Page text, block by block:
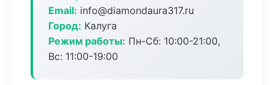
Email: info@diamondaura317.ru
Город: Калуга
Режим работы: Пн-Сб: 10:00-21:00,
Вс: 11:00-19:00